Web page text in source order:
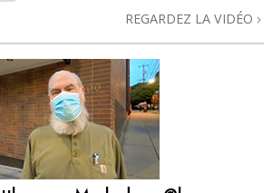
REGARDEZ LA VIDÉO